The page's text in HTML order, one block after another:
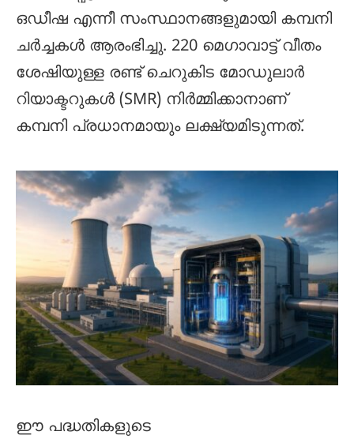
ഒഡീഷ എന്നീ സംസ്ഥാനങ്ങളുമായി കമ്പനി
ചർച്ചകൾ ആരംഭിച്ചു. 220 മെഗാവാട്ട് വീതം
ശേഷിയുള്ള രണ്ട് ചെറുകിട മോഡുലാർ
റിയാക്ടറുകൾ (SMR) നിർമ്മിക്കാനാണ്
കമ്പനി പ്രധാനമായും ലക്ഷ്യമിടുന്നത്.
ഈ പദ്ധതികളുടെ